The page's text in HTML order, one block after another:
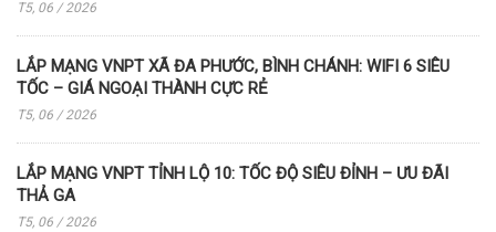
T5, 06 / 2026
LẮP MẠNG VNPT XÃ ĐA PHƯỚC, BÌNH CHÁNH: WIFI 6 SIÊU
TỐC – GIÁ NGOẠI THÀNH CỰC RẺ
T5, 06 / 2026
LẮP MẠNG VNPT TỈNH LỘ 10: TỐC ĐỘ SIÊU ĐỈNH – ƯU ĐÃI
THẢ GA
T5, 06 / 2026